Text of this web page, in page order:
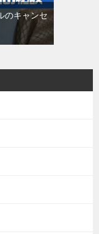
のキャンセ